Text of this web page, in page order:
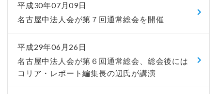
平成30年07月09日
名古屋中法人会が第７回通常総会を開催
平成29年06月26日
名古屋中法人会が第６回通常総会、総会後には
コリア・レポート編集長の辺氏が講演